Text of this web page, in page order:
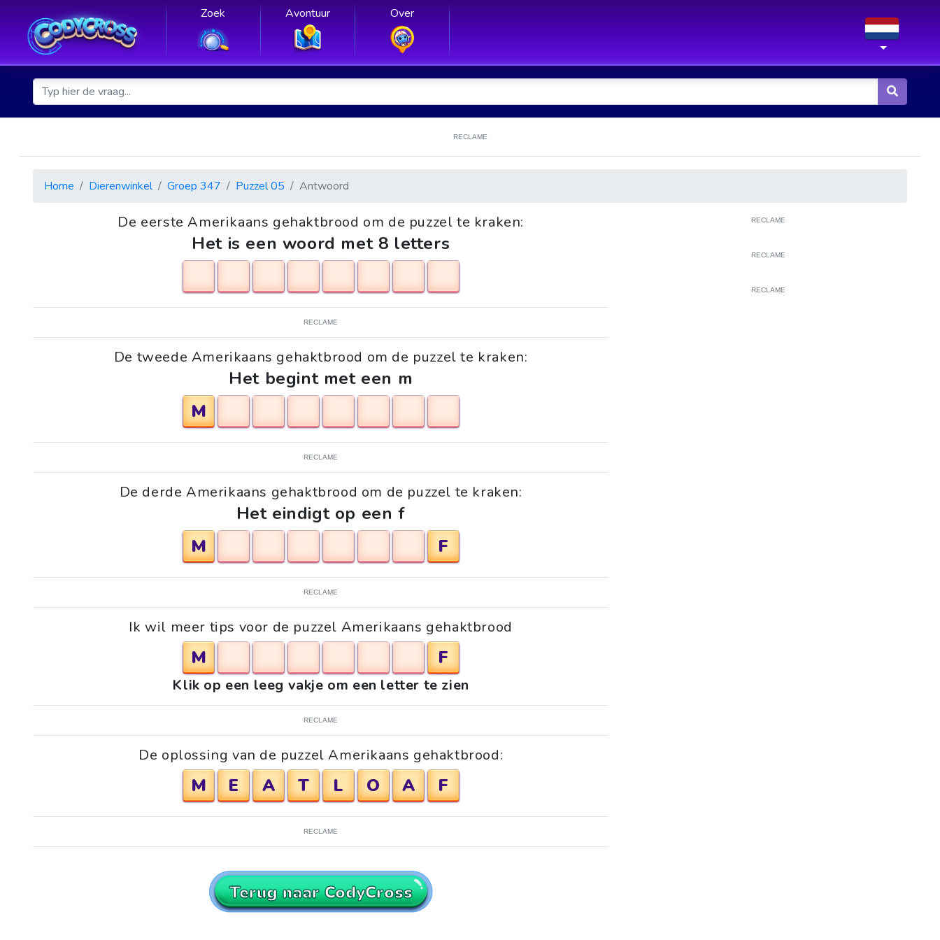
Zoek Avontuur Over
RECLAME
Home Dierenwinkel Groep 347 Puzzel 05 Antwoord
De eerste Amerikaans gehaktbrood om de puzzel te kraken:
Het is een woord met 8 letters
RECLAME
De tweede Amerikaans gehaktbrood om de puzzel te kraken:
Het begint met een m
M
RECLAME
De derde Amerikaans gehaktbrood om de puzzel te kraken:
Het eindigt op een f
M
F
RECLAME
Ik wil meer tips voor de puzzel Amerikaans gehaktbrood
M F
Klik op een leeg vakje om een letter te zien
RECLAME
De oplossing van de puzzel Amerikaans gehaktbrood:
M E A T L O A F
RECLAME
Terug naar CodyCross
RECLAME
RECLAME
RECLAME